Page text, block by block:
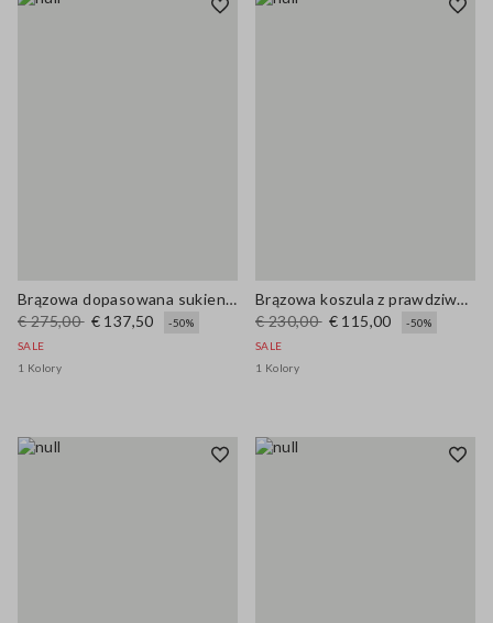
Brązowa dopasowana sukienka bez rękawów z prawdziwej skóry z dekoltem w kształcie litery V
€ 275,00 € 137,50
-50%
SALE
1 Kolory
Brązowa koszula z prawdziwej skóry regularny krój
€ 230,00 € 115,00
-50%
SALE
1 Kolory